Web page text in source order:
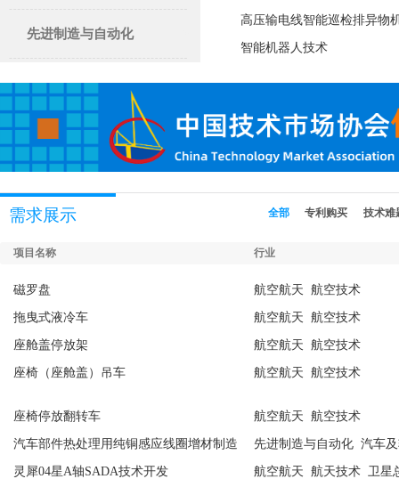
先进制造与自动化
高压输电线智能巡检排异物
智能机器人技术
需求展示 全部 专利购买 技术难
项目名称 行业
磁罗盘 航空航天 航空技术
拖曳式液冷车 航空航天 航空技术
座舱盖停放架 航空航天 航空技术
座椅（座舱盖）吊车 航空航天 航空技术
座椅停放翻转车 航空航天 航空技术
汽车部件热处理用纯铜感应线圈增材制造
技术及其成套装备
先进制造与自动化 汽车
术
灵犀04星A轴SADA技术开发 航空航天 航天技术 卫星